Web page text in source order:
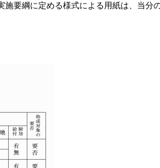
要綱に定める様式による用紙は、当分